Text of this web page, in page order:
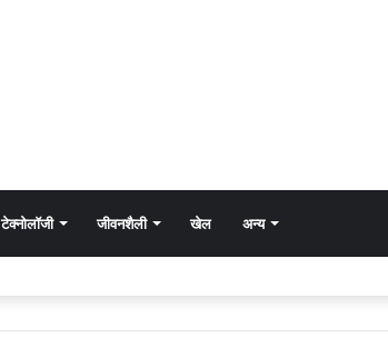
टेक्नोलॉजी जीवनशैली खेल अन्य